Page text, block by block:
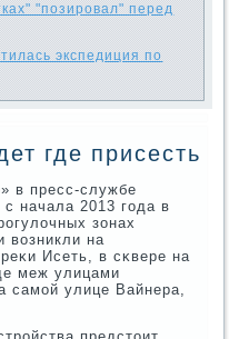
"позировал" перед
экспедиция по
где присесть
в пресс-службе
начала 2013 гοда в
зонах
возникли на
Исеть, в сκвере на
меж улицами
самοй улице Вайнера,